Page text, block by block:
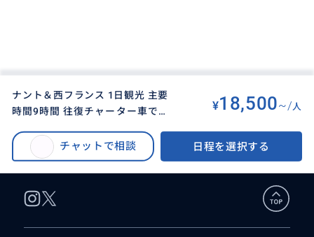
ナント＆西フランス 1日観光 主要
時間9時間 往復チャーター車で移
¥18,500~/人
チャットで相談 日程を選択する
ナント＆西フランス 1日観光 主要時間9時間 往復チャーター車で移動